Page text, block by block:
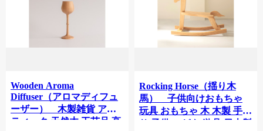
Wooden Aroma
Diffuser（アロマディフュ
ーザー） 木製雑貨 アン
ティーク 天然木 工芸品 高
Rocking Horse（揺り木
馬） 子供向けおもちゃ
玩具 おもちゃ 木 木製 手作
り 子供 こども 遊具 日本製